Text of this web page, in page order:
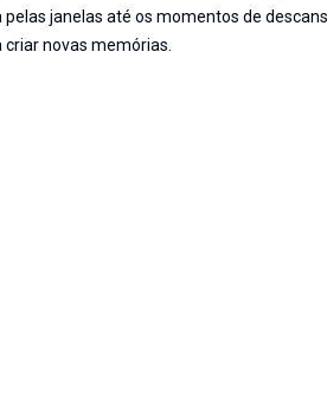
janelas até os momentos de
novas memórias.